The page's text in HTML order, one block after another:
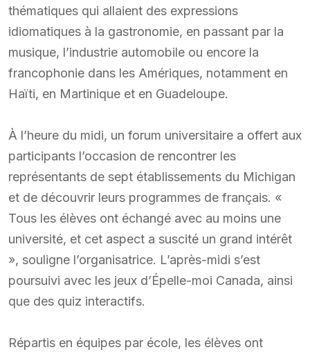
thématiques qui allaient des expressions
idiomatiques à la gastronomie, en passant par la
musique, l’industrie automobile ou encore la
francophonie dans les Amériques, notamment en
Haïti, en Martinique et en Guadeloupe.
À l’heure du midi, un forum universitaire a offert aux
participants l’occasion de rencontrer les
représentants de sept établissements du Michigan
et de découvrir leurs programmes de français. «
Tous les élèves ont échangé avec au moins une
université, et cet aspect a suscité un grand intérêt
», souligne l’organisatrice. L’après-midi s’est
poursuivi avec les jeux d’Épelle-moi Canada, ainsi
que des quiz interactifs.
Répartis en équipes par école, les élèves ont